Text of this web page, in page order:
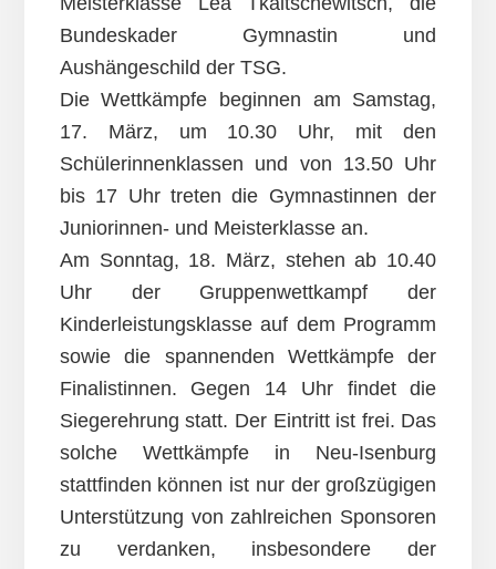
Bundeskader Gymnastin und
Aushängeschild der TSG.
Die Wettkämpfe beginnen am Samstag,
17. März, um 10.30 Uhr, mit den
Schülerinnenklassen und von 13.50 Uhr
bis 17 Uhr treten die Gymnastinnen der
Juniorinnen- und Meisterklasse an.
Am Sonntag, 18. März, stehen ab 10.40
Uhr der Gruppenwettkampf der
Kinderleistungsklasse auf dem Programm
sowie die spannenden Wettkämpfe der
Finalistinnen. Gegen 14 Uhr findet die
Siegerehrung statt. Der Eintritt ist frei. Das
solche Wettkämpfe in Neu-Isenburg
stattfinden können ist nur der großzügigen
Unterstützung von zahlreichen Sponsoren
zu verdanken, insbesondere der